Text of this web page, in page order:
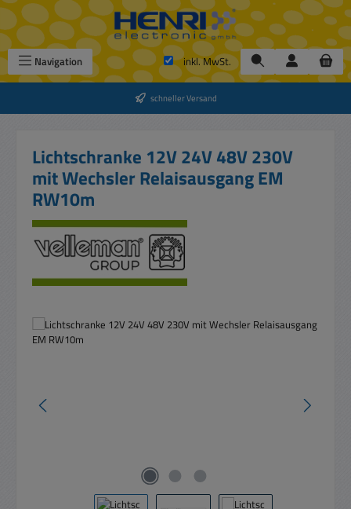
Zum Hauptinhalt springen
Navigation inkl. MwSt.
schneller Versand
Lichtschranke 12V 24V 48V 230V
mit Wechsler Relaisausgang EM
RW10m
Bildergalerie überspringen